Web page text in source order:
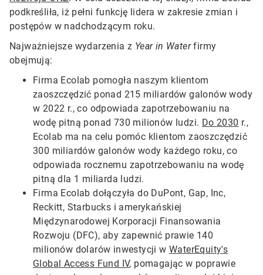
podkreśliła, iż pełni funkcję lidera w zakresie zmian i
postępów w nadchodzącym roku.
Najważniejsze wydarzenia z Year in Waterfirmy
obejmują:
Firma Ecolab pomogła naszym klientom
zaoszczędzić ponad 215 miliardów galonów wody
w 2022 r., co odpowiada zapotrzebowaniu na
wodę pitną ponad 730 milionów ludzi. Do 2030 r.,
Ecolab ma na celu pomóc klientom zaoszczędzić
300 miliardów galonów wody każdego roku, co
odpowiada rocznemu zapotrzebowaniu na wodę
pitną dla 1 miliarda ludzi.
Firma Ecolab dołączyła do DuPont, Gap, Inc,
Reckitt, Starbucks i amerykańskiej
Międzynarodowej Korporacji Finansowania
Rozwoju (DFC), aby zapewnić prawie 140
milionów dolarów inwestycji w WaterEquity's
Global Access Fund IV, pomagając w poprawie